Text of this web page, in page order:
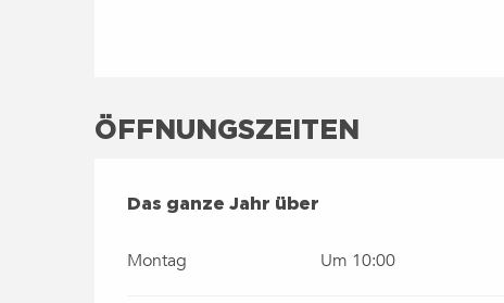
ÖFFNUNGSZEITEN
DAS GANZE JAHR ÜBER
Das ganze Jahr über
Montag Um 10:00